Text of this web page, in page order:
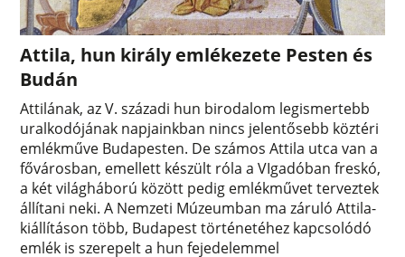
Attila, hun király emlékezete Pesten és
Budán
Attilának, az V. századi hun birodalom legismertebb
uralkodójának napjainkban nincs jelentősebb köztéri
emlékműve Budapesten. De számos Attila utca van a
fővárosban, emellett készült róla a VIgadóban freskó,
a két világháború között pedig emlékművet terveztek
állítani neki. A Nemzeti Múzeumban ma záruló Attila-
kiállításon több, Budapest történetéhez kapcsolódó
emlék is szerepelt a hun fejedelemmel